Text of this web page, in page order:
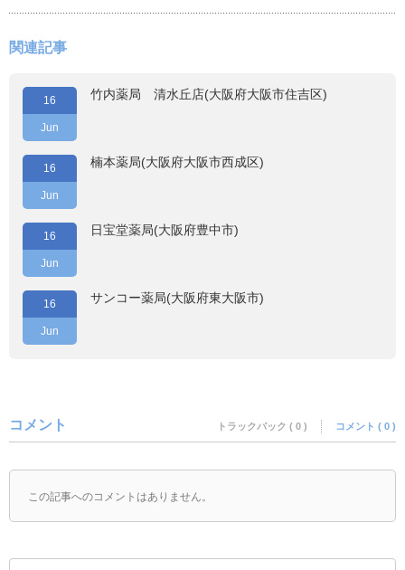
関連記事
16
Jun
竹内薬局 清水丘店(大阪府大阪市住吉区)
16
Jun
楠本薬局(大阪府大阪市西成区)
16
Jun
日宝堂薬局(大阪府豊中市)
16
Jun
サンコー薬局(大阪府東大阪市)
コメント トラックバック ( 0 ) コメント ( 0 )
この記事へのコメントはありません。